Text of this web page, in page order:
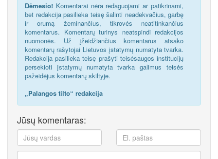
Dėmesio! Komentarai nėra redaguojami ar patikrinami,
bet redakcija pasilieka teisę šalinti neadekvačius, garbę
ir orumą žeminančius, tikrovės neatitinkančius
komentarus. Komentarų turinys neatspindi redakcijos
nuomonės. Už įžeidžiančius komentarus atsako
komentarų rašytojai Lietuvos įstatymų numatyta tvarka.
Redakcija pasilieka teisę prašyti teisėsaugos institucijų
persekioti įstatymų numatyta tvarka galimus teisės
pažeidėjus komentarų skiltyje.
„Palangos tilto“ redakcija
Jūsų komentaras: